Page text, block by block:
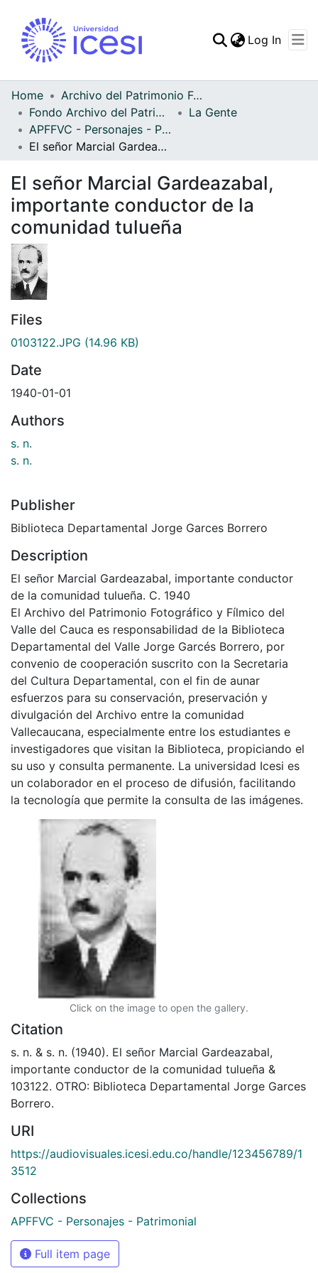
Statistics
Log In
Home
Archivo del Patrimonio Fotográfico y Fílmico del Valle del Cauca
Fondo Archivo del Patrimonio Fotográfico y Fílmico del Valle del Cauca
La Gente
APFFVC - Personajes - Patrimonial
El señor Marcial Gardeazabal, importante conductor de la comunidad tulueña
El señor Marcial Gardeazabal,
importante conductor de la
comunidad tulueña
Files
0103122.JPG (14.96 KB)
Date
1940-01-01
Authors
s. n.
s. n.
Publisher
Biblioteca Departamental Jorge Garces Borrero
Description
El señor Marcial Gardeazabal, importante conductor
de la comunidad tulueña. C. 1940
El Archivo del Patrimonio Fotográfico y Fílmico del
Valle del Cauca es responsabilidad de la Biblioteca
Departamental del Valle Jorge Garcés Borrero, por
convenio de cooperación suscrito con la Secretaria
del Cultura Departamental, con el fin de aunar
esfuerzos para su conservación, preservación y
divulgación del Archivo entre la comunidad
Vallecaucana, especialmente entre los estudiantes e
investigadores que visitan la Biblioteca, propiciando el
su uso y consulta permanente. La universidad Icesi es
un colaborador en el proceso de difusión, facilitando
la tecnología que permite la consulta de las imágenes.
Click on the image to open the gallery.
Citation
s. n. & s. n. (1940). El señor Marcial Gardeazabal,
importante conductor de la comunidad tulueña &
103122. OTRO: Biblioteca Departamental Jorge Garces
Borrero.
URI
https://audiovisuales.icesi.edu.co/handle/123456789/1
3512
Collections
APFFVC - Personajes - Patrimonial
Full item page